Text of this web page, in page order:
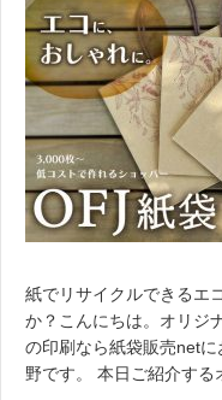
紙でリサイクルできるエ
か？こんにちは。オリジ
の印刷なら紙袋販売net
野です。 本日ご紹介す